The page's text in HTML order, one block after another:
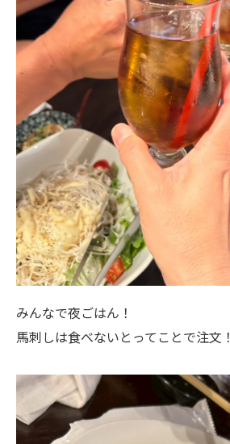
みんなで夜ごはん！
馬刺しは食べないとってことで注文！